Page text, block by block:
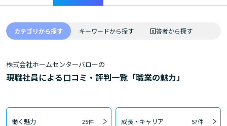
カテゴリから探す キーワードから探す 回答者から探す
株式会社ホームセンターバローの
現職社員による口コミ・評判一覧「職業の魅力」
働く魅力 25件 成長・キャリア 57件